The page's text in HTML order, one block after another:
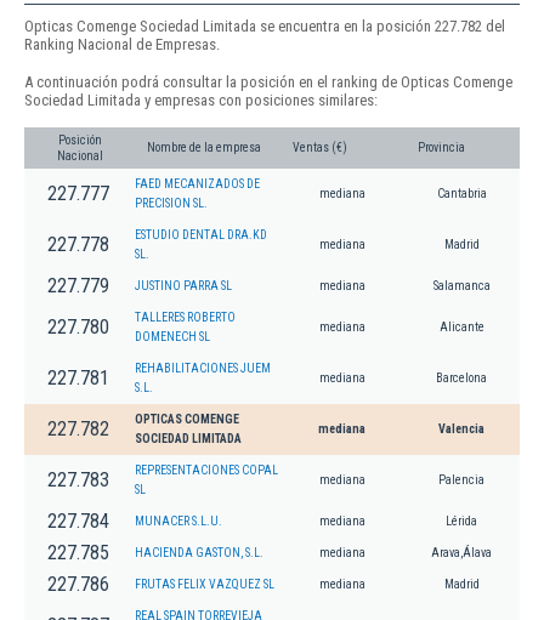
Opticas Comenge Sociedad Limitada se encuentra en la posición 227.782 del
Ranking Nacional de Empresas.
A continuación podrá consultar la posición en el ranking de Opticas Comenge
Sociedad Limitada y empresas con posiciones similares:
Posición
Nacional
Nombre de la empresa Ventas (€) Provincia
227.777
FAED MECANIZADOS DE
PRECISION SL.
mediana Cantabria
227.778
ESTUDIO DENTAL DRA.KD
SL.
mediana Madrid
227.779 JUSTINO PARRA SL mediana Salamanca
227.780
TALLERES ROBERTO
DOMENECH SL
mediana Alicante
227.781
REHABILITACIONES JUEM
S.L.
mediana Barcelona
227.782
OPTICAS COMENGE
SOCIEDAD LIMITADA
mediana Valencia
227.783
REPRESENTACIONES COPAL
SL
mediana Palencia
227.784 MUNACER S.L.U. mediana Lérida
227.785 HACIENDA GASTON, S.L. mediana Arava,Álava
227.786 FRUTAS FELIX VAZQUEZ SL mediana Madrid
REAL SPAIN TORREVIEJA